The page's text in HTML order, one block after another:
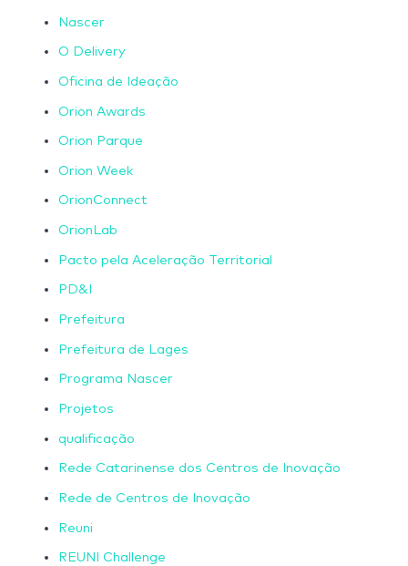
Nascer
O Delivery
Oficina de Ideação
Orion Awards
Orion Parque
Orion Week
OrionConnect
OrionLab
Pacto pela Aceleração Territorial
PD&I
Prefeitura
Prefeitura de Lages
Programa Nascer
Projetos
qualificação
Rede Catarinense dos Centros de Inovação
Rede de Centros de Inovação
Reuni
REUNI Challenge